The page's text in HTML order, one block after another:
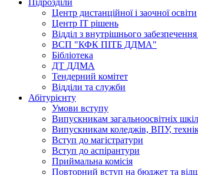
Центр дистанційної і заочної освіти
Центр ІТ рішень
Відділ з внутрішнього
ВСП "КФК ПІТБ ДДМА"
Бібліотека
ДТ ДДМА
Тендерний комітет
Відділи та служби
Абітурієнту
Умови вступу
Випускникам загальноосвітніх шкіл
Випускникам коледжів, ВПУ,
Вступ до магістратури
Вступ до аспірантури
Приймальна комісія
Повторний вступ на бюджет та